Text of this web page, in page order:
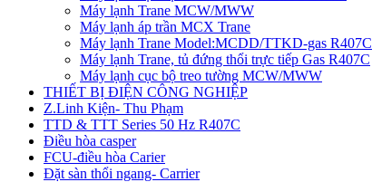
Máy lạnh Trane MCW/MWW
Máy lạnh áp trần MCX Trane
Máy lạnh Trane Model:MCDD/TTKD-gas R407C
Máy lạnh Trane, tủ đứng thổi trực tiếp Gas R407C
Máy lạnh cục bộ treo tường MCW/MWW
THIẾT BỊ ĐIỆN CÔNG NGHIỆP
Z.Linh Kiện- Thu Phạm
TTD & TTT Series 50 Hz R407C
Điều hòa casper
FCU-điều hòa Carier
Đặt sàn thổi ngang- Carrier